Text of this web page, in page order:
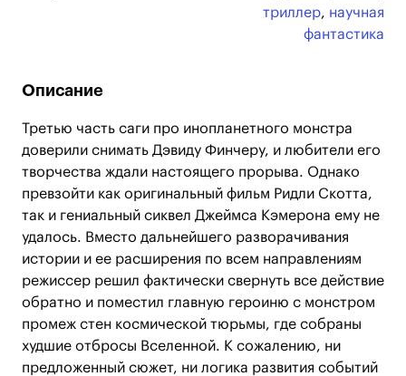
триллер, научная
фантастика
Описание
Третью часть саги про инопланетного монстра
доверили снимать Дэвиду Финчеру, и любители его
творчества ждали настоящего прорыва. Однако
превзойти как оригинальный фильм Ридли Скотта,
так и гениальный сиквел Джеймса Кэмерона ему не
удалось. Вместо дальнейшего разворачивания
истории и ее расширения по всем направлениям
режиссер решил фактически свернуть все действие
обратно и поместил главную героиню с монстром
промеж стен космической тюрьмы, где собраны
худшие отбросы Вселенной. К сожалению, ни
предложенный сюжет, ни логика развития событий